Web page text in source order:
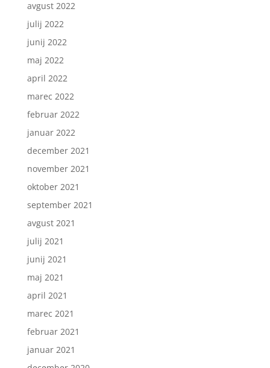
avgust 2022
julij 2022
junij 2022
maj 2022
april 2022
marec 2022
februar 2022
januar 2022
december 2021
november 2021
oktober 2021
september 2021
avgust 2021
julij 2021
junij 2021
maj 2021
april 2021
marec 2021
februar 2021
januar 2021